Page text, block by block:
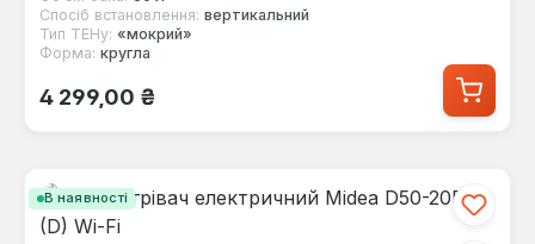
Спосіб встановлення: вертикальний
Тип ТЕНу: «мокрий»
Форма: кругла
Звичайна ціна:
4 299,00 ₴
В наявності